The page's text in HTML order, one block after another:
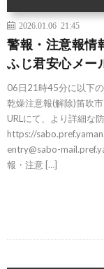
2026.01.06 21:45
警報・注意報情
ふじ君安心メー
06日21時45分に以下
乾燥注意報(解除)笛吹
URLにて、より詳細な
https://
entry@sabo-
報・注意 […]